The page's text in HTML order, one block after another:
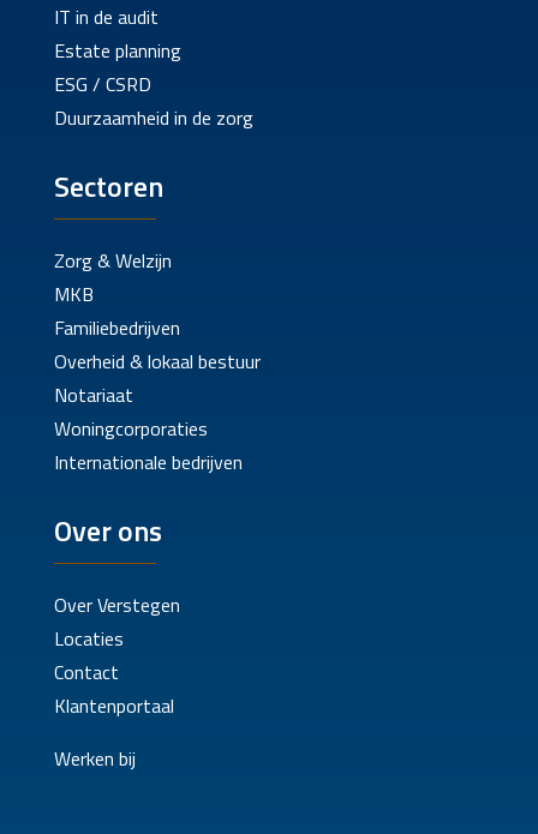
IT in de audit
Estate planning
ESG / CSRD
Duurzaamheid in de zorg
Sectoren
Zorg & Welzijn
MKB
Familiebedrijven
Overheid & lokaal bestuur
Notariaat
Woningcorporaties
Internationale bedrijven
Over ons
Over Verstegen
Locaties
Contact
Klantenportaal
Werken bij